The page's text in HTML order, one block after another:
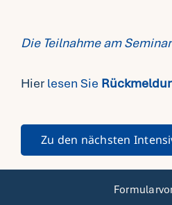
Die Teilnahme am
Hierlesen Sie
Zu den nächsten